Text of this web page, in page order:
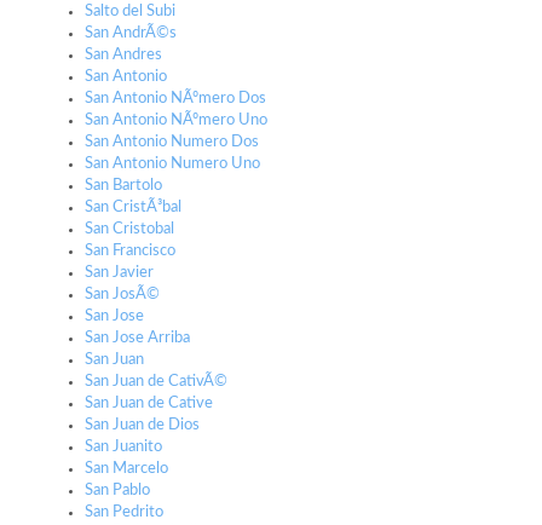
Salto del Subi
San AndrÃ©s
San Andres
San Antonio
San Antonio NÃºmero Dos
San Antonio NÃºmero Uno
San Antonio Numero Dos
San Antonio Numero Uno
San Bartolo
San CristÃ³bal
San Cristobal
San Francisco
San Javier
San JosÃ©
San Jose
San Jose Arriba
San Juan
San Juan de CativÃ©
San Juan de Cative
San Juan de Dios
San Juanito
San Marcelo
San Pablo
San Pedrito